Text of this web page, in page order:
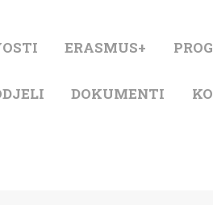
ERASMUS+
DOKUMENTI